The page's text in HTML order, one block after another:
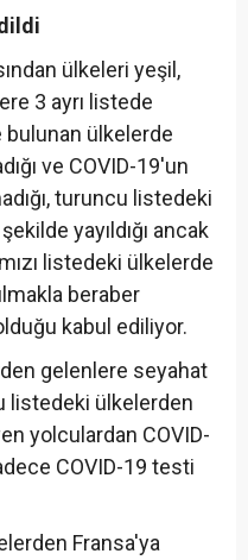
ülkeleri yeşil,
3 ayrı listede
ülkelerde
ve COVID-19'un
turuncu listedeki
yayıldığı ancak
listedeki ülkelerde
beraber
kabul ediliyor.
gelenlere seyahat
listedeki ülkelerden
yolculardan COVID-
COVID-19 testi
Fransa'ya